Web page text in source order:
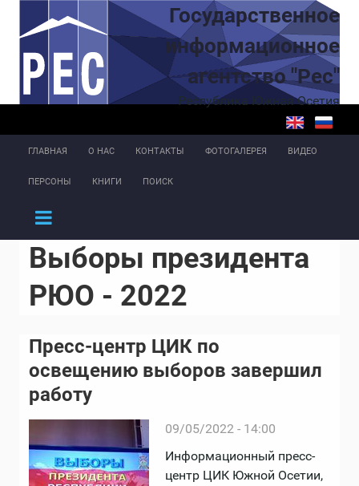
Перейти к основному содержаниюГосударственное
информационное
агентство "Рес"
Республика Южная Осетия
ГЛАВНАЯ О НАС КОНТАКТЫ ФОТОГАЛЕРЕЯ ВИДЕО
ПЕРСОНЫ КНИГИ ПОИСК
Выборы президента
РЮО - 2022
Пресс-центр ЦИК по
освещению выборов завершил
работу
09/05/2022 - 14:00
Информационный пресс-
центр ЦИК Южной Осетии,